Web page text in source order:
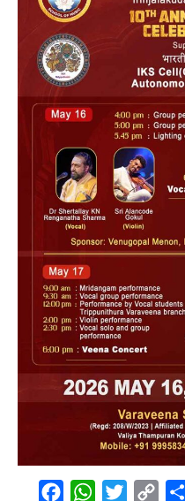
FacebookWhatsAppTwitterCopy